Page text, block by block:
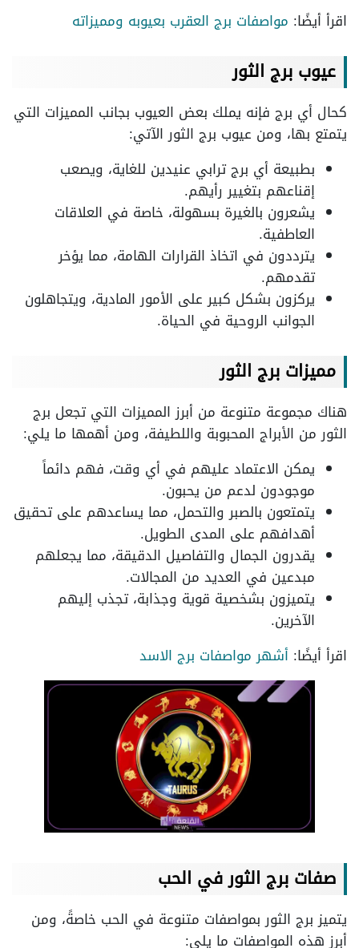
اقرأ أيضًا: مواصفات برج العقرب بعيوبه ومميزاته
عيوب برج الثور
كحال أي برج فإنه يملك بعض العيوب بجانب المميزات التي
يتمتع بها، ومن عيوب برج الثور الآتي:
بطبيعة أي برج ترابي عنيدين للغاية، ويصعب
إقناعهم بتغيير رأيهم.
يشعرون بالغيرة بسهولة، خاصة في العلاقات
العاطفية.
يترددون في اتخاذ القرارات الهامة، مما يؤخر
تقدمهم.
يركزون بشكل كبير على الأمور المادية، ويتجاهلون
الجوانب الروحية في الحياة.
مميزات برج الثور
هناك مجموعة متنوعة من أبرز المميزات التي تجعل برج
الثور من الأبراج المحبوبة واللطيفة، ومن أهمها ما يلي:
يمكن الاعتماد عليهم في أي وقت، فهم دائماً
موجودون لدعم من يحبون.
يتمتعون بالصبر والتحمل، مما يساعدهم على تحقيق
أهدافهم على المدى الطويل.
يقدرون الجمال والتفاصيل الدقيقة، مما يجعلهم
مبدعين في العديد من المجالات.
يتميزون بشخصية قوية وجذابة، تجذب إليهم
الآخرين.
اقرأ أيضًا: أشهر مواصفات برج الاسد
صفات برج الثور في الحب
يتميز برج الثور بمواصفات متنوعة في الحب خاصةً، ومن
أبرز هذه المواصفات ما يلي: